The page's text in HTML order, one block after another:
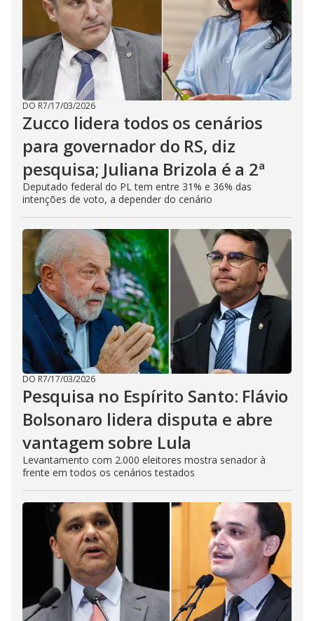
DO R7/17/03/2026
Zucco lidera todos os cenários
para governador do RS, diz
pesquisa; Juliana Brizola é a 2ª
Deputado federal do PL tem entre 31% e 36% das
intenções de voto, a depender do cenário
DO R7/17/03/2026
Pesquisa no Espírito Santo: Flávio
Bolsonaro lidera disputa e abre
vantagem sobre Lula
Levantamento com 2.000 eleitores mostra senador à
frente em todos os cenários testados